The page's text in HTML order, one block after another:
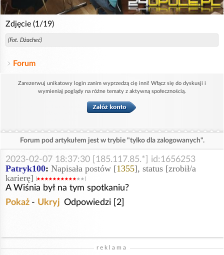
Zdjęcie (1/19)
(Fot. Dżacheć)
Forum
Zarezerwuj unikatowy login zanim wyprzedzą cię inni! Włącz się do dyskusji i
wymieniaj poglądy na różne tematy z aktywną społecznością.
Forum pod artykułem jest w trybie "tylko dla zalogowanych".
2023-02-07 18:37:30 [185.117.85.*] id:1656253
Patryk100: Napisała postów [1355], status [zrobił/a
karierę]
A Wiśnia był na tym spotkaniu?
Pokaż - Ukryj Odpowiedzi [2]
reklama